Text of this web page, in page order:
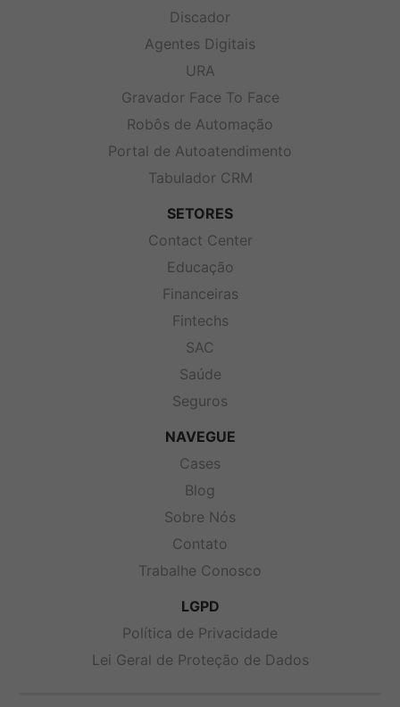
Discador
Agentes Digitais
URA
Gravador Face To Face
Robôs de Automação
Portal de Autoatendimento
Tabulador CRM
SETORES
Contact Center
Educação
Financeiras
Fintechs
SAC
Saúde
Seguros
NAVEGUE
Cases
Blog
Sobre Nós
Contato
Trabalhe Conosco
LGPD
Política de Privacidade
Lei Geral de Proteção de Dados